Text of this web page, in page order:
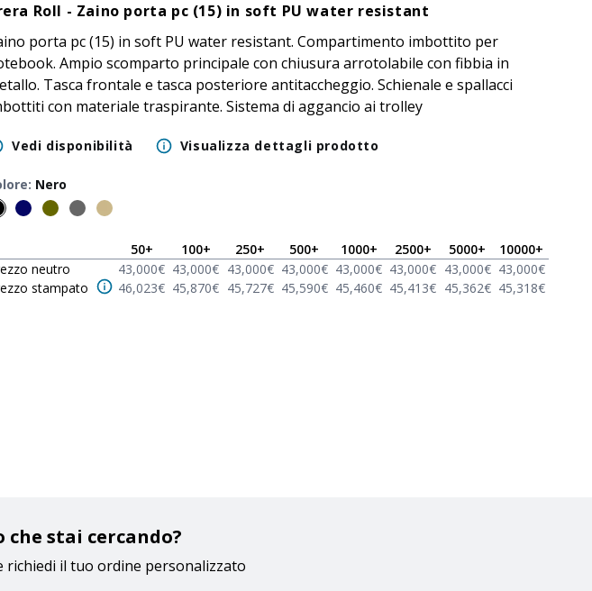
Roll - Zaino porta pc (15) in soft PU water resistant
porta pc (15) in soft PU water resistant. Compartimento imbottito per
Ampio scomparto principale con chiusura arrotolabile con fibbia in
Tasca frontale e tasca posteriore antitaccheggio. Schienale e spallacci
con materiale traspirante. Sistema di aggancio ai trolley
Vedi disponibilità Visualizza dettagli prodotto
: Nero
50+ 100+ 250+ 500+ 1000+ 2500+ 5000+ 10000+
neutro
43,000€ 43,000€ 43,000€ 43,000€ 43,000€ 43,000€ 43,000€ 43,000€
stampato
46,023€ 45,870€ 45,727€ 45,590€ 45,460€ 45,413€ 45,362€ 45,318€
stai cercando?
il tuo ordine personalizzato